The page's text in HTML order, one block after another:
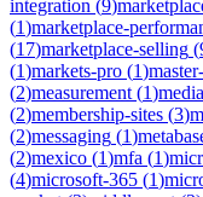
integration (9)
(1)marketplace-
(17)marketplace-selling (
(1)markets-pro (1)
(2)measurement (1)media
(2)membership-sites (3)
(2)messaging (1)
(2)mexico (1)mfa (1)
(4)microsoft-365 (1)